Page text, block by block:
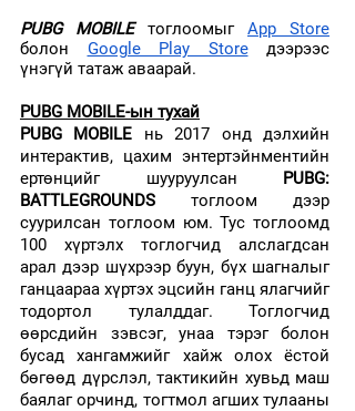
PUBG MOBILE тоглоомыг App Store
болон Google Play Store дээрээс
үнэгүй татаж аваарай.
PUBG MOBILE-ын тухай
PUBG MOBILE нь 2017 онд дэлхийн
интерактив, цахим энтертэйнментийн
ертөнцийг шууруулсан PUBG:
BATTLEGROUNDS тоглоом дээр
суурилсан тоглоом юм. Тус тоглоомд
100 хүртэлх тоглогчид алслагдсан
арал дээр шүхрээр буун, бүх шагналыг
ганцаараа хүртэх эцсийн ганц ялагчийг
тодортол тулалддаг. Тоглогчид
өөрсдийн зэвсэг, унаа тэрэг болон
бусад хангамжийг хайж олох ёстой
бөгөөд дүрслэл, тактикийн хувьд маш
баялаг орчинд, тогтмол агших тулааны